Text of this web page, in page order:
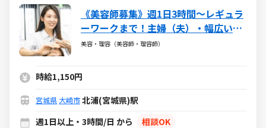
《美容師募集》週1日3時間～レギュラ
ーワークまで！主婦（夫）・幅広い年
代が活躍しています
美容・理容（美容師・理容師）
時給1,150円
宮城県 大崎市北浦(宮城県)駅
週1日以上・3時間/日 から
相談OK